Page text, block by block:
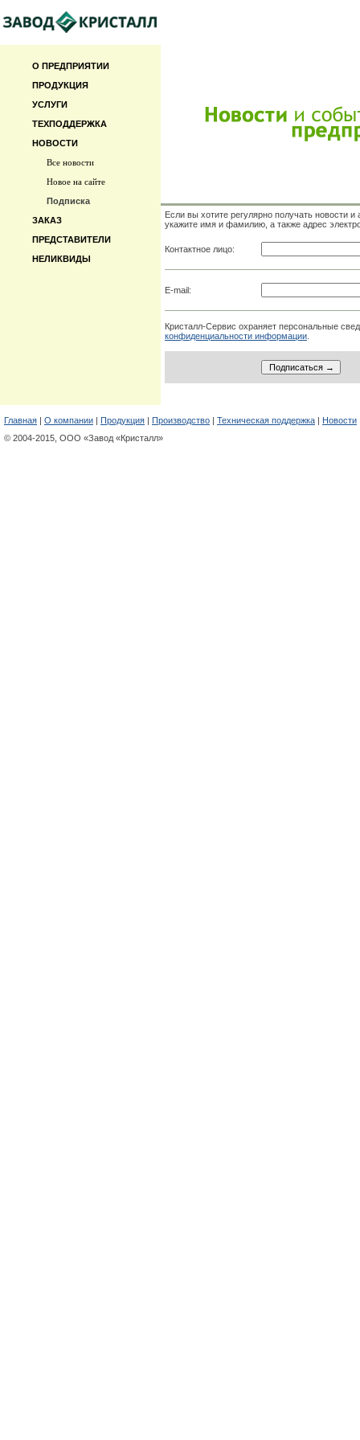
О ПРЕДПРИЯТИИ
ПРОДУКЦИЯ
УСЛУГИ
ТЕХПОДДЕРЖКА
НОВОСТИ
Все новости
Новое на сайте
Подписка
ЗАКАЗ
ПРЕДСТАВИТЕЛИ
НЕЛИКВИДЫ
Если вы хотите регулярно получать новости
укажите имя и фамилию, а также адрес
Контактное лицо:
E-mail:
Кристалл-Сервис охраняет персональные
конфиденциальности информации
Главная | О компании | Продукция | Производство | Техническая поддержка | Новости
© 2004-2015, ООО «Завод «Кристалл»